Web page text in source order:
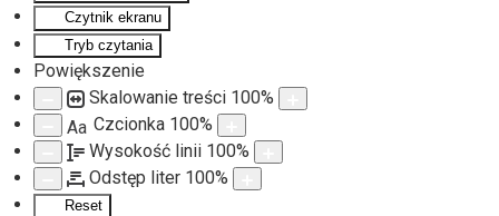
Czytnik ekranu
Tryb czytania
Powiększenie
Skalowanie treści 100%
Aa Czcionka 100%
Wysokość linii 100%
Odstęp liter 100%
Reset